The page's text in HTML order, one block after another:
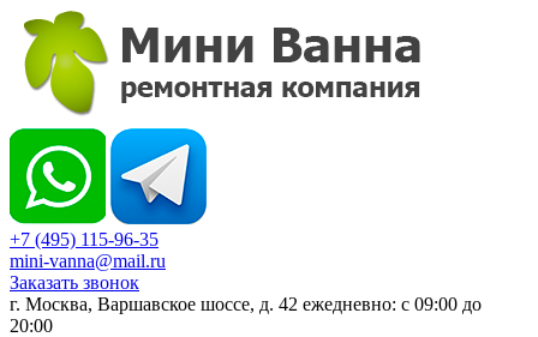
+7 (495) 115-96-35
mini-vanna@mail.ru
Заказать звонок
г. Москва, Варшавское шоссе, д. 42 ежедневно: с 09:00 до
20:00